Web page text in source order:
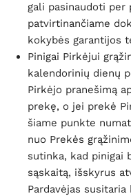
gali pasinaudoti per
patvirtinančiame
kokybės garantijos
Pinigai Pirkėjui
kalendorinių dienų
Pirkėjo pranešimą
prekę, o jei prekė
šiame punkte
nuo Prekės
sutinka, kad pinigai
sąskaitą, išskyrus
Pardavėjas susitaria